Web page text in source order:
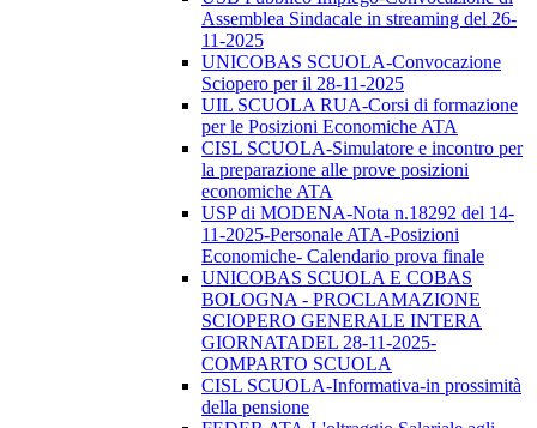
Assemblea Sindacale in streaming del 26-
11-2025
UNICOBAS SCUOLA-Convocazione
Sciopero per il 28-11-2025
UIL SCUOLA RUA-Corsi di formazione
per le Posizioni Economiche ATA
CISL SCUOLA-Simulatore e incontro per
la preparazione alle prove posizioni
economiche ATA
USP di MODENA-Nota n.18292 del 14-
11-2025-Personale ATA-Posizioni
Economiche- Calendario prova finale
UNICOBAS SCUOLA E COBAS
BOLOGNA - PROCLAMAZIONE
SCIOPERO GENERALE INTERA
GIORNATADEL 28-11-2025-
COMPARTO SCUOLA
CISL SCUOLA-Informativa-in prossimità
della pensione